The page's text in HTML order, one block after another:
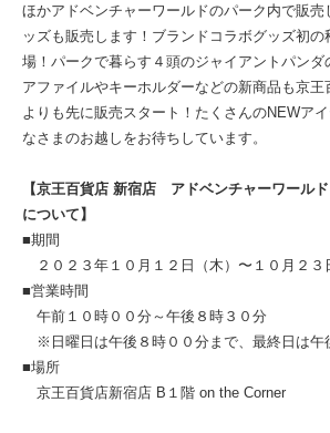
ほかアドベンチャーワールドのパーク内で販
ッズも販売します！ブランドコラボグッズ初
場！パークで暮らす４頭のジャイアントパンダ
アファイルやキーホルダーなどの新商品も京王
よりも先に販売スタート！たくさんのNEWア
なさまのお越しをお待ちしています。
【京王百貨店 新宿店 アドベンチャーワー
について】
■期間
２０２３年１０⽉１２⽇（木）〜１０月２３
■営業時間
午前１０時００分～午後８時３０分
※日曜日は午後８時００分まで、最終日は午
■場所
京王百貨店新宿店 B１階 on the Corner